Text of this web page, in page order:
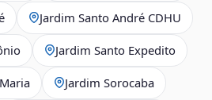
Jardim Santo André CDHU
Jardim Santo Expedito
Jardim Sorocaba